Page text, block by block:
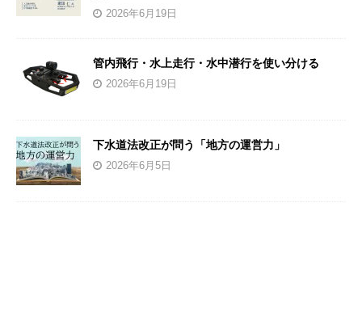
2026年6月19日
管内飛行・水上走行・水中潜行を使い分ける
2026年6月19日
下水道法改正が問う「地方の運営力」
2026年6月5日